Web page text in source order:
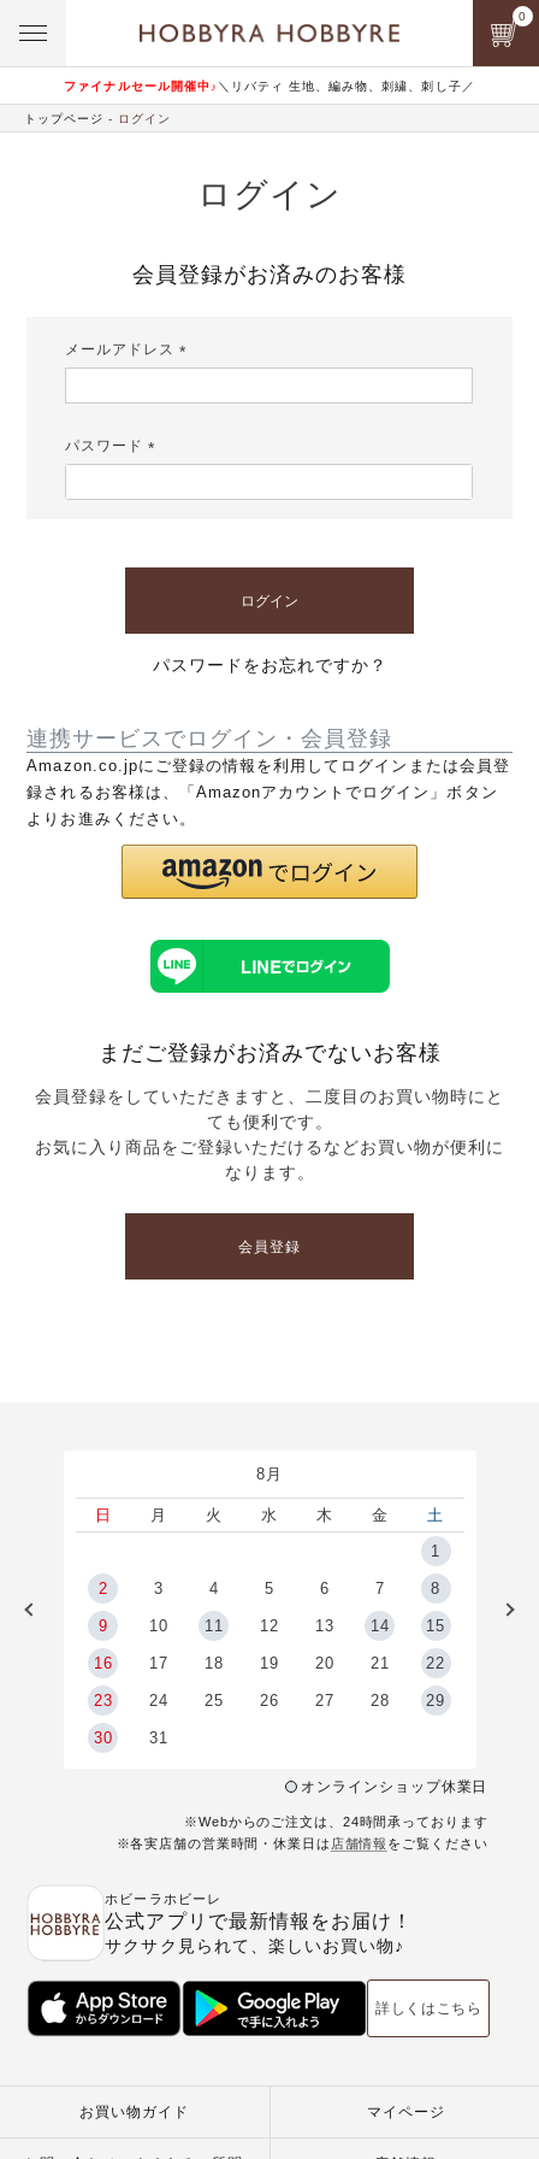
ファイナルセール開催中♪ ＼リバティ 生地、編み物、刺繍、刺し子／
0
トップページ ログイン
ログイン
会員登録がお済みのお客様
メールアドレス
パスワード
ログイン
パスワードをお忘れですか？
連携サービスでログイン・会員登録
Amazon.co.jpにご登録の情報を利用してログインまたは会員登
録されるお客様は、「Amazonアカウントでログイン」ボタン
よりお進みください。
まだご登録がお済みでないお客様
会員登録をしていただきますと、二度目のお買い物時にと
ても便利です。
お気に入り商品をご登録いただけるなどお買い物が便利に
なります。
会員登録
8月
日 月 火 水 木 金
土
1
2 3 4 5 6 7 8
9 10 11 12 13 14 15
16 17 18 19 20 21 22
23 24 25 26 27 28 29
30 31
オンラインショップ休業日
※Webからのご注文は、24時間承っております
※各実店舗の営業時間・休業日は 店舗情報 をご覧ください
ホビーラホビーレ
公式アプリで最新情報をお届け！
サクサク見られて、楽しいお買い物♪
詳しくはこちら
お買い物ガイド マイページ